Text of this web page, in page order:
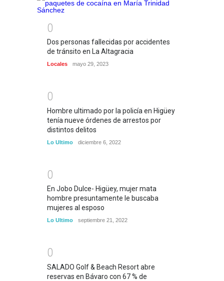
0
Dos personas fallecidas por accidentes
de tránsito en La Altagracia
Locales mayo 29, 2023
0
Hombre ultimado por la policía en Higüey
tenía nueve órdenes de arrestos por
distintos delitos
Lo Ultimo diciembre 6, 2022
0
En Jobo Dulce- Higüey, mujer mata
hombre presuntamente le buscaba
mujeres al esposo
Lo Ultimo septiembre 21, 2022
0
SALADO Golf & Beach Resort abre
reservas en Bávaro con 67 % de